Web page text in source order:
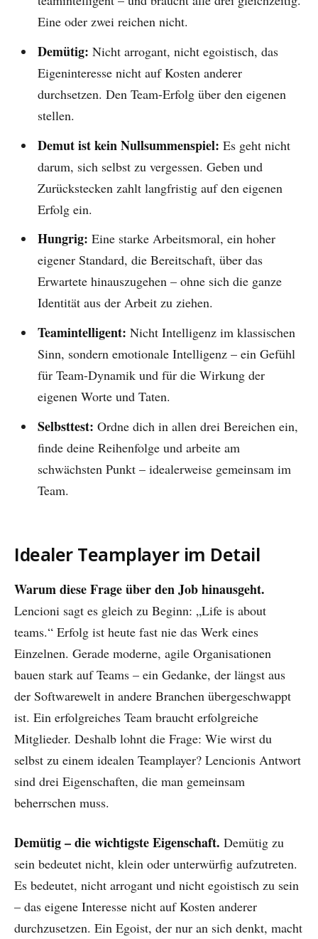
Eine oder zwei reichen nicht.
Demütig: Nicht arrogant, nicht egoistisch, das
Eigeninteresse nicht auf Kosten anderer
durchsetzen. Den Team-Erfolg über den eigenen
stellen.
Demut ist kein Nullsummenspiel: Es geht nicht
darum, sich selbst zu vergessen. Geben und
Zurückstecken zahlt langfristig auf den eigenen
Erfolg ein.
Hungrig: Eine starke Arbeitsmoral, ein hoher
eigener Standard, die Bereitschaft, über das
Erwartete hinauszugehen – ohne sich die ganze
Identität aus der Arbeit zu ziehen.
Teamintelligent: Nicht Intelligenz im klassischen
Sinn, sondern emotionale Intelligenz – ein Gefühl
für Team-Dynamik und für die Wirkung der
eigenen Worte und Taten.
Selbsttest: Ordne dich in allen drei Bereichen ein,
finde deine Reihenfolge und arbeite am
schwächsten Punkt – idealerweise gemeinsam im
Team.
Idealer Teamplayer im Detail
Warum diese Frage über den Job hinausgeht.
Lencioni sagt es gleich zu Beginn: „Life is about
teams.“ Erfolg ist heute fast nie das Werk eines
Einzelnen. Gerade moderne, agile Organisationen
bauen stark auf Teams – ein Gedanke, der längst aus
der Softwarewelt in andere Branchen übergeschwappt
ist. Ein erfolgreiches Team braucht erfolgreiche
Mitglieder. Deshalb lohnt die Frage: Wie wirst du
selbst zu einem idealen Teamplayer? Lencionis Antwort
sind drei Eigenschaften, die man gemeinsam
beherrschen muss.
Demütig – die wichtigste Eigenschaft. Demütig zu
sein bedeutet nicht, klein oder unterwürfig aufzutreten.
Es bedeutet, nicht arrogant und nicht egoistisch zu sein
– das eigene Interesse nicht auf Kosten anderer
durchzusetzen. Ein Egoist, der nur an sich denkt, macht